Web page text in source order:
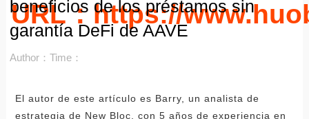
URL：https://
beneficios de los préstamos sin
garantía DeFi de AAVE
Author： Time：
El autor de este artículo es Barry, un analista de
estrategia de New Bloc, con 5 años de experiencia en